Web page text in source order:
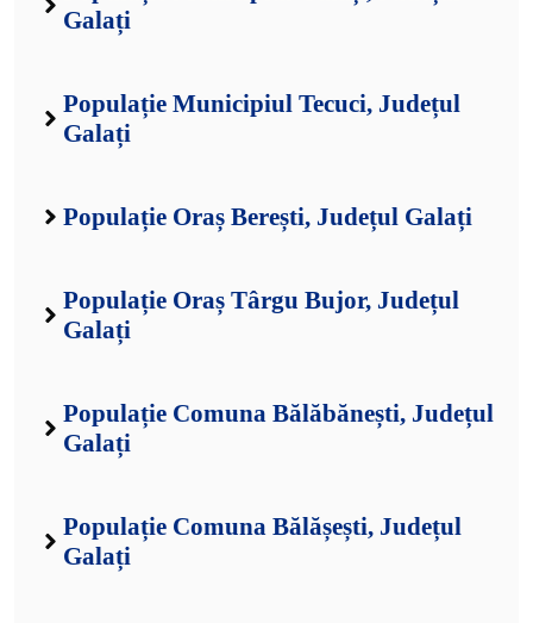
Galați
Populație Municipiul Tecuci, Județul
Galați
Populație Oraș Berești, Județul Galați
Populație Oraș Târgu Bujor, Județul
Galați
Populație Comuna Bălăbănești, Județul
Galați
Populație Comuna Bălășești, Județul
Galați